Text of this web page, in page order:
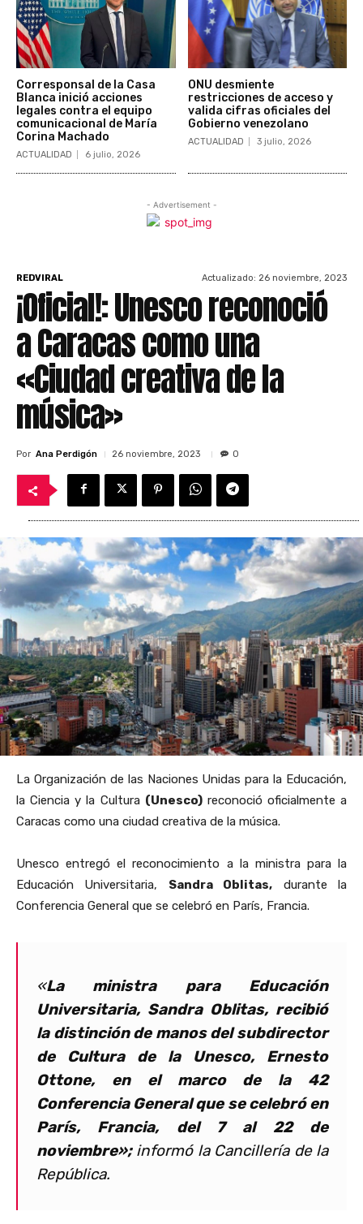
Corresponsal de la Casa
Blanca inició acciones
legales contra el equipo
comunicacional de María
Corina Machado
ACTUALIDAD 6 julio, 2026
ONU desmiente
restricciones de acceso y
valida cifras oficiales del
Gobierno venezolano
ACTUALIDAD 3 julio, 2026
- Advertisement -